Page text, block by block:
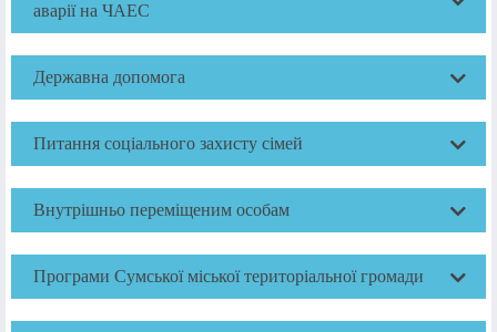
аварії на ЧАЕС
Державна допомога
Питання соціального захисту сімей
Внутрішньо переміщеним особам
Програми Сумської міської територіальної громади